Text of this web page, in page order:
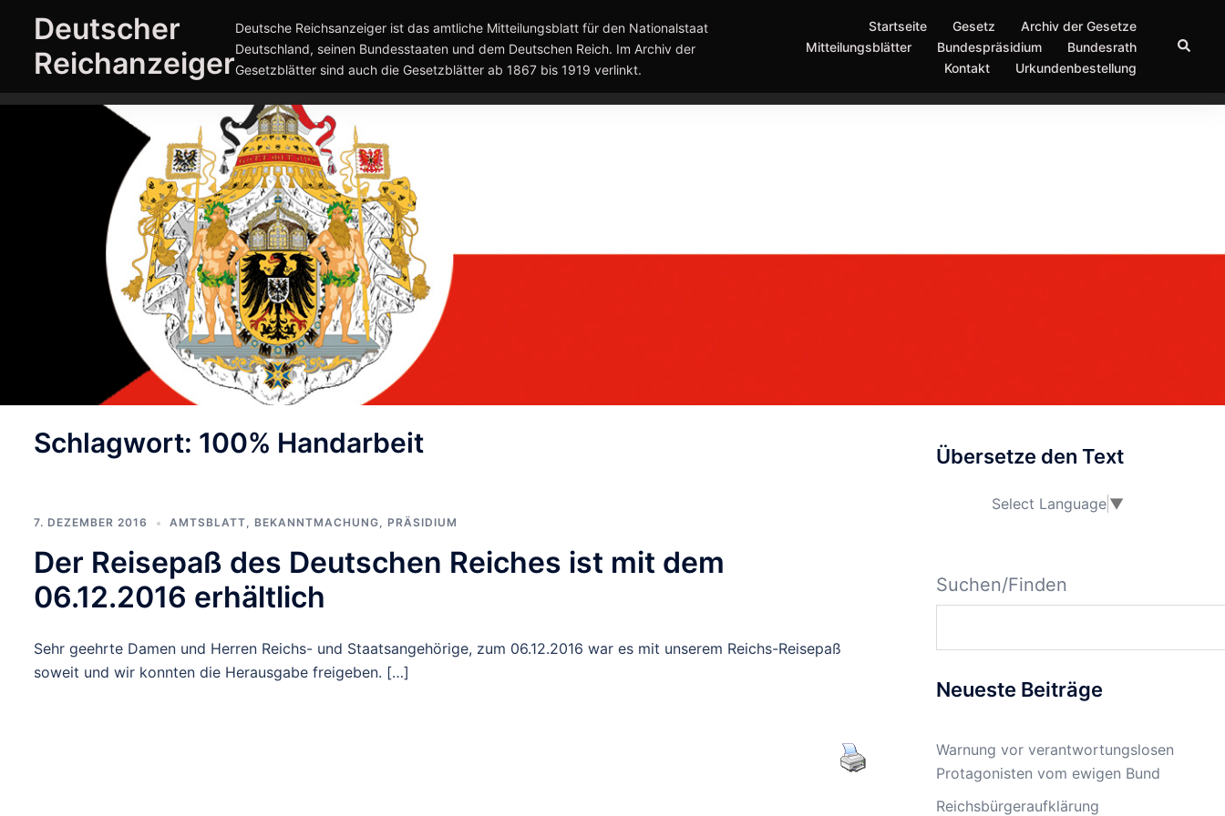
Inhalt
springen
Deutscher
Reichanzeiger
Deutsche Reichsanzeiger ist das amtliche Mitteilungsblatt für den Nationalstaat
Deutschland, seinen Bundesstaaten und dem Deutschen Reich. Im Archiv der
Gesetzblätter sind auch die Gesetzblätter ab 1867 bis 1919 verlinkt.
Startseite Gesetz
Archiv der Gesetze
Mitteilungsblätter
Bundespräsidium
Bundesrath
Kontakt
Urkundenbestellung
Suche
Schlagwort: 100% Handarbeit
7. DEZEMBER 2016 AMTSBLATT, BEKANNTMACHUNG, PRÄSIDIUM
Der Reisepaß des Deutschen Reiches ist mit dem
06.12.2016 erhältlich
Sehr geehrte Damen und Herren Reichs- und Staatsangehörige, zum 06.12.2016 war es mit unserem Reichs-Reisepaß
soweit und wir konnten die Herausgabe freigeben. […]
Übersetze den Text
Select Language ▼
Suchen/Finden
Neueste Beiträge
Warnung vor verantwortungslosen
Protagonisten vom ewigen Bund
Reichsbürgeraufklärung